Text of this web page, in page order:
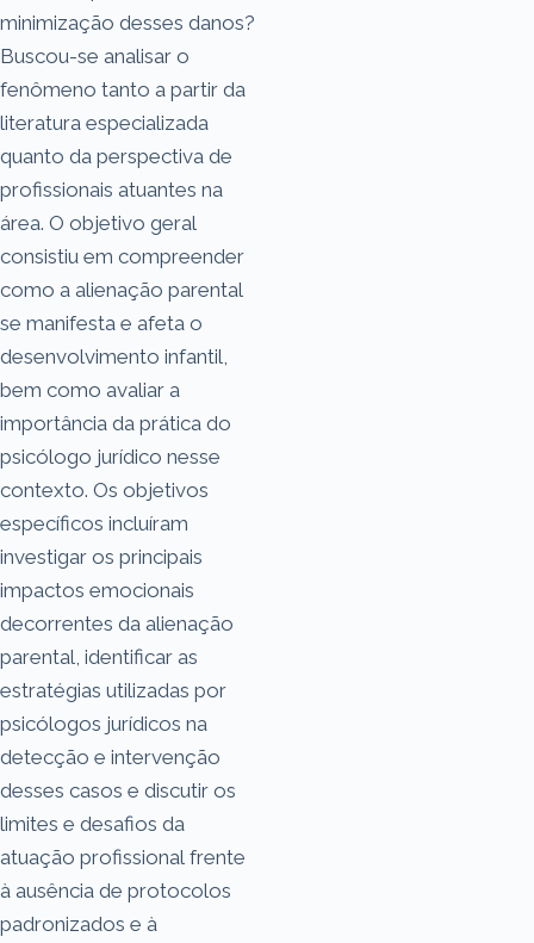
minimização desses danos?
Buscou-se analisar o
fenômeno tanto a partir da
literatura especializada
quanto da perspectiva de
profissionais atuantes na
área. O objetivo geral
consistiu em compreender
como a alienação parental
se manifesta e afeta o
desenvolvimento infantil,
bem como avaliar a
importância da prática do
psicólogo jurídico nesse
contexto. Os objetivos
específicos incluíram
investigar os principais
impactos emocionais
decorrentes da alienação
parental, identificar as
estratégias utilizadas por
psicólogos jurídicos na
detecção e intervenção
desses casos e discutir os
limites e desafios da
atuação profissional frente
à ausência de protocolos
padronizados e à